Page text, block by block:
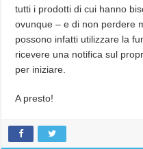
tutti i prodotti di cui hanno
ovunque – e di non perdere
possono infatti utilizzare la
ricevere una notifica sul
per iniziare.
A presto!